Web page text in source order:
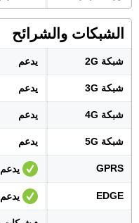
الشبكات والشرائح
شبكة 2G يدعم
شبكة 3G يدعم
شبكة 4G يدعم
شبكة 5G يدعم
GPRS يدعم
EDGE يدعم